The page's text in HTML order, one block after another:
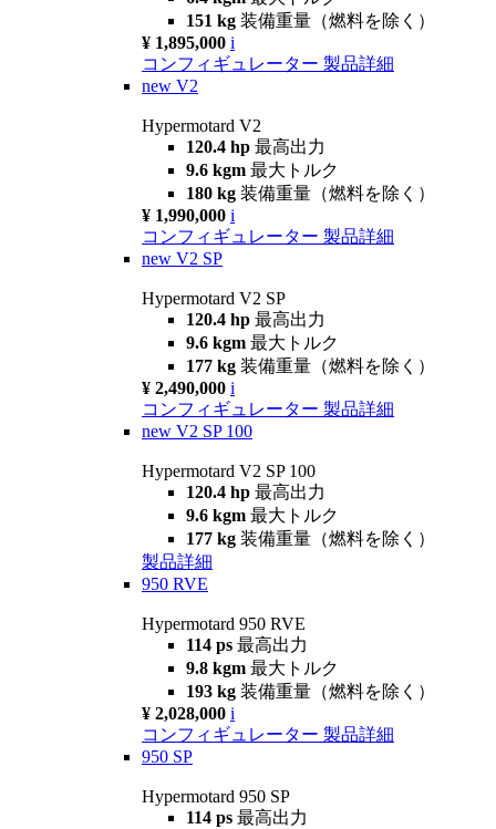
151 kg 装備重量（燃料を除く）
¥ 1,895,000 i
コンフィギュレーター 製品詳細
new V2
Hypermotard V2
120.4 hp 最高出力
9.6 kgm 最大トルク
180 kg 装備重量（燃料を除く）
¥ 1,990,000 i
コンフィギュレーター 製品詳細
new V2 SP
Hypermotard V2 SP
120.4 hp 最高出力
9.6 kgm 最大トルク
177 kg 装備重量（燃料を除く）
¥ 2,490,000 i
コンフィギュレーター 製品詳細
new V2 SP 100
Hypermotard V2 SP 100
120.4 hp 最高出力
9.6 kgm 最大トルク
177 kg 装備重量（燃料を除く）
製品詳細
950 RVE
Hypermotard 950 RVE
114 ps 最高出力
9.8 kgm 最大トルク
193 kg 装備重量（燃料を除く）
¥ 2,028,000 i
コンフィギュレーター 製品詳細
950 SP
Hypermotard 950 SP
114 ps 最高出力